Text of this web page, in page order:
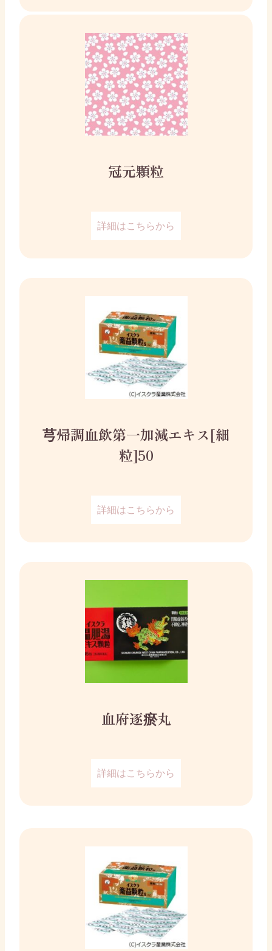
冠元顆粒
詳細はこちらから
芎帰調血飲第一加減エキス[細
粒]50
詳細はこちらから
血府逐瘀丸
詳細はこちらから